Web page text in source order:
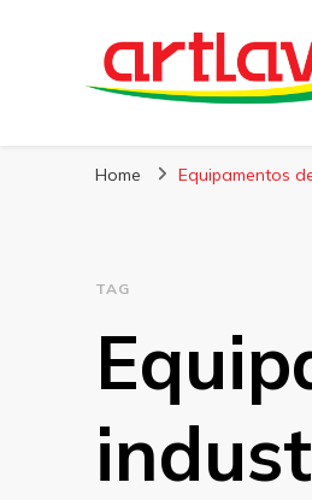
Blog
Home Equipamentos
TAG